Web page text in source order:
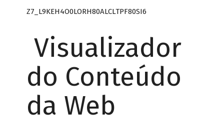
Z7_L9KEH4O0LORH80ALCLTPF80SI6
Visualizador
do Conteúdo
da Web